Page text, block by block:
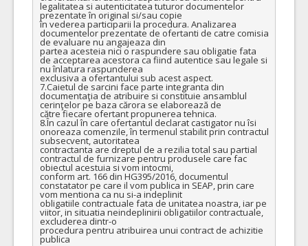
legalitatea si autenticitatea tuturor documentelor
prezentate în original si/sau copie
în vederea participarii la procedura. Analizarea
documentelor prezentate de ofertanti de catre comisia
de evaluare nu angajeaza din
partea acesteia nici o raspundere sau obligatie fata
de acceptarea acestora ca fiind autentice sau legale si
nu înlatura raspunderea
exclusiva a ofertantului sub acest aspect.
7.Caietul de sarcini face parte integranta din
documentaţia de atribuire si constituie ansamblul
cerinţelor pe baza cărora se elaborează de
către fiecare ofertant propunerea tehnica.
8.În cazul în care ofertantul declarat castigator nu îsi
onoreaza comenzile, în termenul stabilit prin contractul
subsecvent, autoritatea
contractanta are dreptul de a rezilia total sau partial
contractul de furnizare pentru produsele care fac
obiectul acestuia si vom intocmi,
conform art. 166 din HG395/2016, documentul
constatator pe care il vom publica in SEAP, prin care
vom mentiona ca nu si-a indeplinit
obligatiile contractuale fata de unitatea noastra, iar pe
viitor, in situatia neindeplinirii obligatiilor contractuale,
excluderea dintr-o
procedura pentru atribuirea unui contract de achizitie
publica